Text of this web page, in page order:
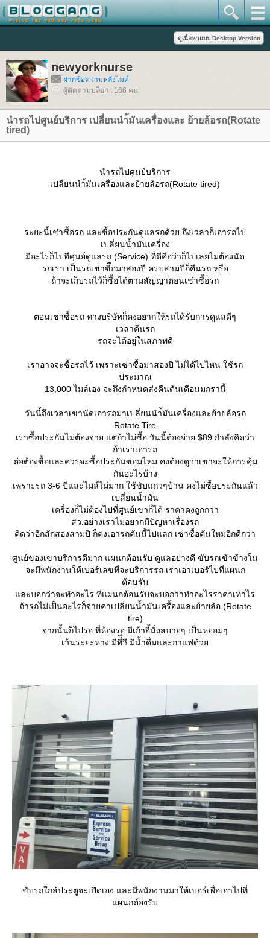
newyorknurse
ฝากข้อความหลังไมค์
ผู้ติดตามบล็อก : 166 คน
นำรถไปศูนย์บริการ เปลี่ยนนำ้มันเครื่องและ ย้ายล้อรถ(Rotate
tired)
นำรถไปศูนย์บริการ
เปลี่ยนนำ้มันเครื่องและย้ายล้อรถ(Rotate tired)
ระยะนี้เช่าซื้อรถ และซื้อประกันดูแลรถด้วย ถึงเวลาก็เอารถไป
เปลี่ยนน้ำมันเครื่อง
มีอะไรก็ไปทีศุนย์ดูแลรถ (Service) ที่ดีคือว่าก็ไปเลยไม่ต้องนัด
รถเรา เป็นรถเช่าซีือมาสองปี ครบสามปีก็คืนรถ หรือ
ถ้าจะเก็บรถไว้ก็ซื้อได้ตามสัญญาตอนเช่าซื้อรถ
ตอนเช่าซื้อรถ ทางบริษัทก็คงอยากให้รถได้รับการดูแลดีๆ
เวลาคืนรถ
รถจะได้อยู่ในสภาพดี
เราอาจจะซื้อรถไว้ เพราะเช่าซื้อมาสองปี ไม่ได้ไปไหน ใช้รถ
ประมาณ
13,000 ไมล์เอง จะถึงกำหนดส่งคืนต้นเดือนมกรานี้
วันนี้ถึงเวลาเขานัดเอารถมาเปลี่ยนนำ้มันเครื่องและย้ายล้อรถ
Rotate Tire
เราซื้อประกันไม่ต้องจ่าย แต่ถ้าไม่ซื้อ วันนี้ต้องจ่าย $89 กำลังคิดว่า
ถ้าเราเอารถ
ต่อต้องซื้อและควรจะซื้อประกันซ่อมไหม คงต้องดูว่าเขาจะให้การคุ้ม
กันอะไรบ้าง
เพราะรถ 3-6 ปีและไมล์ไม่มาก ใช้ขับแถวๆบ้าน คงไม่ซื้อประกันแล้ว
เปลี่ยนน้ำมัน
เครื่องก็ไม่ต้องไปที่ศูนย์เขาก็ได้ ราคาคงถูกกว่า
สว.อย่างเราไม่อยากมีปัญหาเรื่องรถ
คิดว่าอีกสักสองสามปี ก็คงเอารถคันนี้ไปแลก เช่าซื้อคันใหม่อีกดีกว่า
ศูนย์ของเขาบริการดีมาก แผนกต้อนรับ ดูแลอย่างดี ขับรถเข้าข้างใน
จะมีพนักงานให้เบอร์เลขที่จะบริการรถ เราเอาเบอร์ไปที่แผนก
ต้อนรับ
ละบอกว่าจะทำอะไร ที่แผนกต้อนรับจะบอกว่าทำอะไรราคาเท่าไร
ถ้ารถไม่เป็นอะไรก็จ่ายค่าเปลี่ยนน้ำมันเครื้องและย้ายล้อ (Rotate
tire)
จากนั้นก็ไปรอ ที่ห้องรอ มีเก้าอี้นั่งสบายๆ เป็นหย่อมๆ
เว้นระยะห่าง มีที่ีวี มีน้ำดื่มและกาแฟด้ว
ขับรถใกล้ประตูจะเปิดเอง และมีพนักงานมาให้เบอร์เพื่อเอาไปที่
ผนกต้องรับ